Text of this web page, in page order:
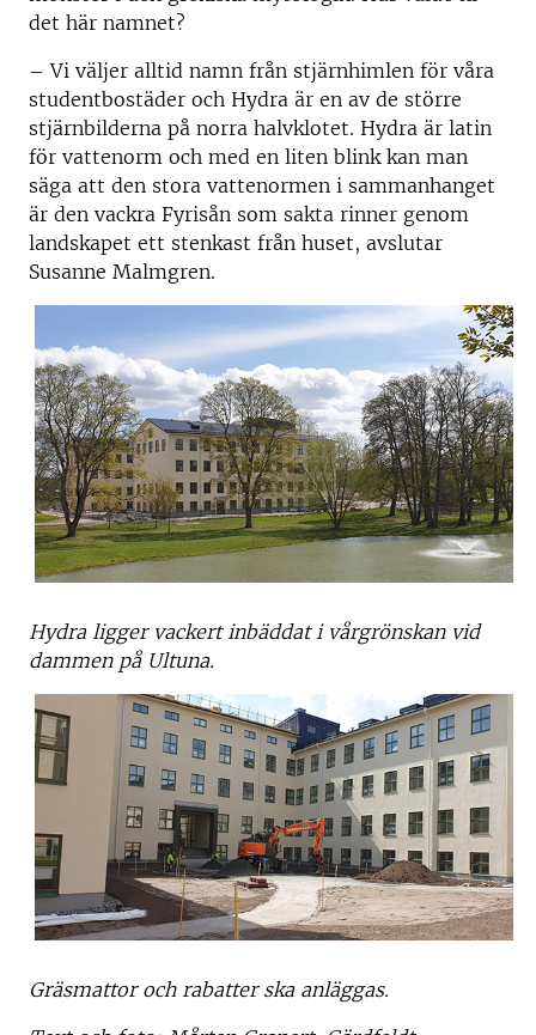
det här namnet?
– Vi väljer alltid namn från stjärnhimlen för våra
studentbostäder och Hydra är en av de större
stjärnbilderna på norra halvklotet. Hydra är latin
för vattenorm och med en liten blink kan man
säga att den stora vattenormen i sammanhanget
är den vackra Fyrisån som sakta rinner genom
landskapet ett stenkast från huset, avslutar
Susanne Malmgren.
Hydra ligger vackert inbäddat i vårgrönskan vid
dammen på Ultuna.
Gräsmattor och rabatter ska anläggas.